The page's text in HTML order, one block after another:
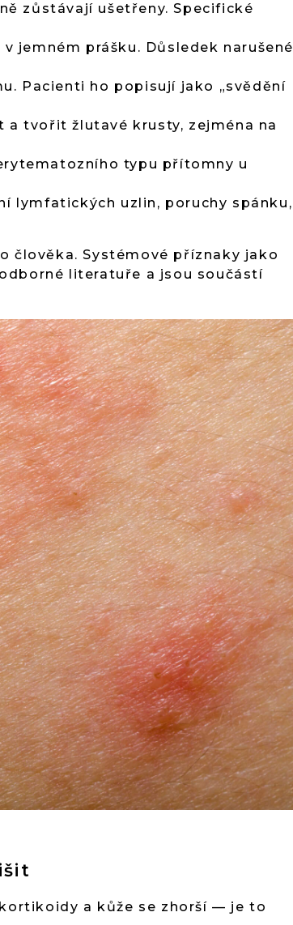
zůstávají ušetřeny. Specifické
jemném prášku. Důsledek narušené
Pacienti ho popisují jako „svědění
tvořit žlutavé krusty, zejména na
typu přítomny u
lymfatických uzlin, poruchy spánku,
člověka. Systémové příznaky jako
literatuře a jsou součástí
a kůže se zhorší — je to